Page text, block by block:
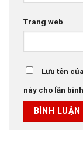
Trang web
Lưu tên
này cho lần